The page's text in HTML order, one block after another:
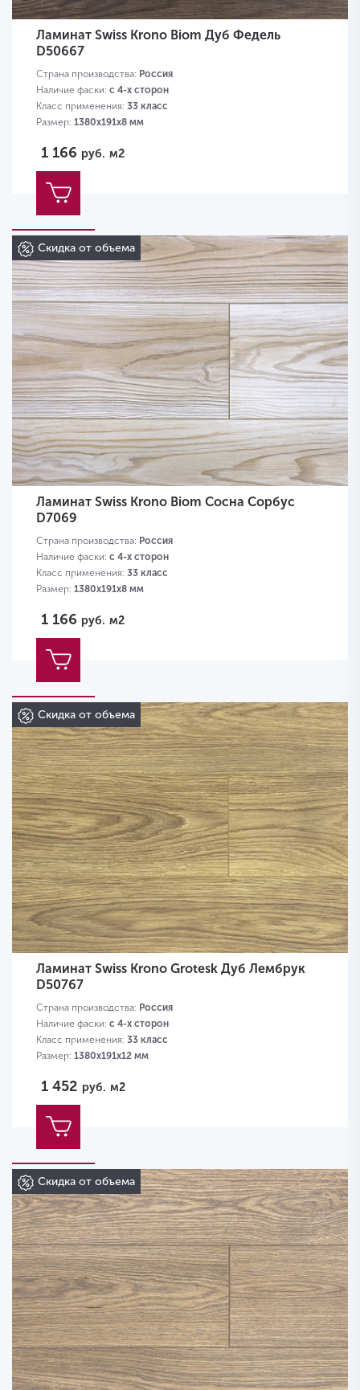
Ламинат Swiss Krono Biom Дуб Федель
D50667
Страна производства: Россия
Наличие фаски: с 4-х сторон
Класс применения: 33 класс
Размер: 1380х191х8 мм
1 166 руб. м2
Скидка от объема
Ламинат Swiss Krono Biom Сосна Сорбус
D7069
Страна производства: Россия
Наличие фаски: с 4-х сторон
Класс применения: 33 класс
Размер: 1380х191х8 мм
1 166 руб. м2
Скидка от объема
Ламинат Swiss Krono Grotesk Дуб Лембрук
D50767
Страна производства: Россия
Наличие фаски: с 4-х сторон
Класс применения: 33 класс
Размер: 1380х191х12 мм
1 452 руб. м2
Скидка от объема